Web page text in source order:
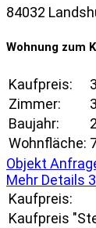
84032
Wohnung zum
Kaufpreis:
Zimmer:
3
Baujahr:
Wohnfläche:
Objekt
Mehr Details 3
Kaufpreis:
Kaufpreis